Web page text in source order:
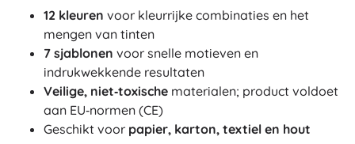
12 kleuren voor kleurrijke combinaties en het
mengen van tinten
7 sjablonen voor snelle motieven en
indrukwekkende resultaten
Veilige, niet‑toxische materialen; product voldoet
aan EU‑normen (CE)
Geschikt voor papier, karton, textiel en hout